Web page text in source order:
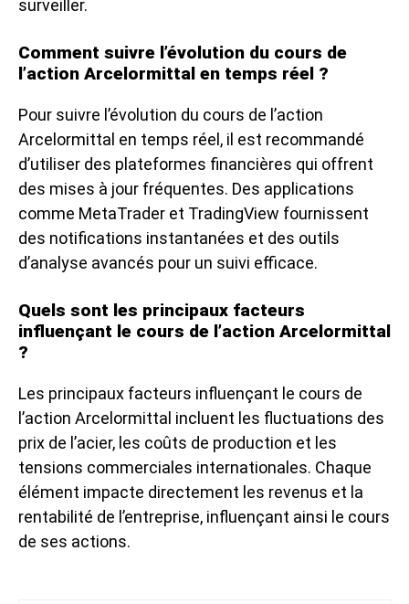
surveiller.
Comment suivre l’évolution du cours de
l’action Arcelormittal en temps réel ?
Pour suivre l’évolution du cours de l’action
Arcelormittal en temps réel, il est recommandé
d’utiliser des plateformes financières qui offrent
des mises à jour fréquentes. Des applications
comme MetaTrader et TradingView fournissent
des notifications instantanées et des outils
d’analyse avancés pour un suivi efficace.
Quels sont les principaux facteurs
influençant le cours de l’action Arcelormittal
?
Les principaux facteurs influençant le cours de
l’action Arcelormittal incluent les fluctuations des
prix de l’acier, les coûts de production et les
tensions commerciales internationales. Chaque
élément impacte directement les revenus et la
rentabilité de l’entreprise, influençant ainsi le cours
de ses actions.